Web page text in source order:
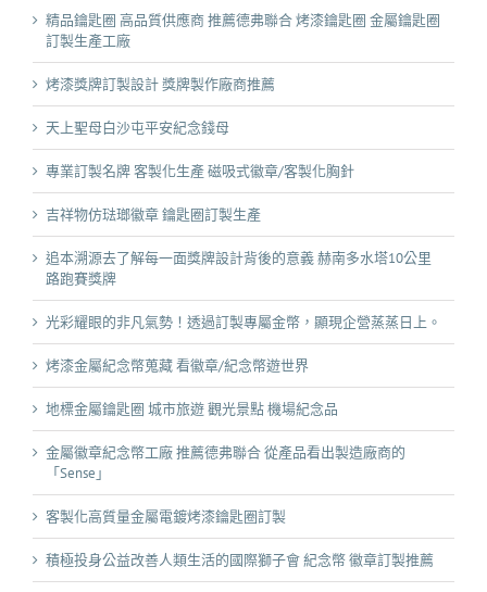
精品鑰匙圈 高品質供應商 推薦德弗聯合 烤漆鑰匙圈 金屬鑰匙圈
訂製生產工廠
烤漆獎牌訂製設計 獎牌製作廠商推薦
天上聖母白沙屯平安紀念錢母
專業訂製名牌 客製化生產 磁吸式徽章/客製化胸針
吉祥物仿琺瑯徽章 鑰匙圈訂製生產
追本溯源去了解每一面獎牌設計背後的意義 赫南多水塔10公里
路跑賽獎牌
光彩耀眼的非凡氣勢！透過訂製專屬金幣，顯現企營蒸蒸日上。
烤漆金屬紀念幣蒐藏 看徽章/紀念幣遊世界
地標金屬鑰匙圈 城市旅遊 觀光景點 機場紀念品
金屬徽章紀念幣工廠 推薦德弗聯合 從產品看出製造廠商的
「Sense」
客製化高質量金屬電鍍烤漆鑰匙圈訂製
積極投身公益改善人類生活的國際獅子會 紀念幣 徽章訂製推薦